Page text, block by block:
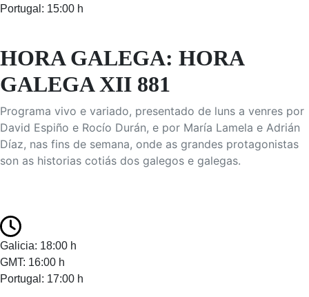
Portugal: 15:00 h
HORA GALEGA: HORA
GALEGA XII 881
Programa vivo e variado, presentado de luns a venres por
David Espiño e Rocío Durán, e por María Lamela e Adrián
Díaz, nas fins de semana, onde as grandes protagonistas
son as historias cotiás dos galegos e galegas.
Galicia: 18:00 h
GMT: 16:00 h
Portugal: 17:00 h